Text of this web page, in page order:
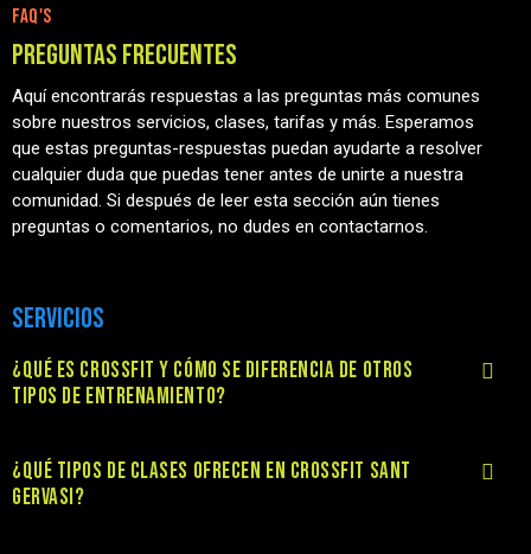
FAQ'S
PREGUNTAS FRECUENTES
Aquí encontrarás respuestas a las preguntas más comunes
sobre nuestros servicios, clases, tarifas y más. Esperamos
que estas preguntas-respuestas puedan ayudarte a resolver
cualquier duda que puedas tener antes de unirte a nuestra
comunidad. Si después de leer esta sección aún tienes
preguntas o comentarios, no dudes en contactarnos.
SERVICIOS
¿QUÉ ES CROSSFIT Y CÓMO SE DIFERENCIA DE OTROS
TIPOS DE ENTRENAMIENTO?
¿QUÉ TIPOS DE CLASES OFRECEN EN CROSSFIT SANT
GERVASI?